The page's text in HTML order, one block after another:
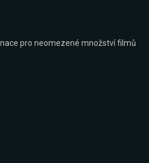
pro neomezené množství filmů